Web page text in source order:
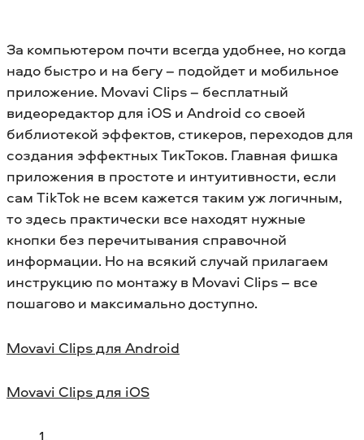
За компьютером почти всегда удобнее, но когда
надо быстро и на бегу – подойдет и мобильное
приложение. Movavi Clips – бесплатный
видеоредактор для iOS и Android со своей
библиотекой эффектов, стикеров, переходов для
создания эффектных ТикТоков. Главная фишка
приложения в простоте и интуитивности, если
сам TikTok не всем кажется таким уж логичным,
то здесь практически все находят нужные
кнопки без перечитывания справочной
информации. Но на всякий случай прилагаем
инструкцию по монтажу в Movavi Clips – все
пошагово и максимально доступно.
Movavi Clips для Android
Movavi Clips для iOS